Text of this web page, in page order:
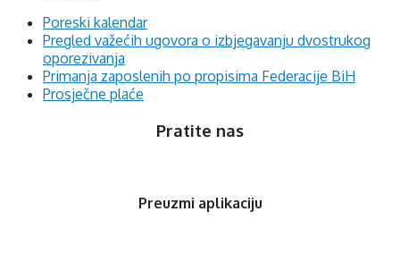
Poreski kalendar
Pregled važećih ugovora o izbjegavanju dvostrukog
oporezivanja
Primanja zaposlenih po propisima Federacije BiH
Prosječne plaće
Pratite nas
Preuzmi aplikaciju